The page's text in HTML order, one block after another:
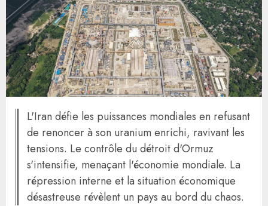
L'Iran défie les puissances mondiales en refusant
de renoncer à son uranium enrichi, ravivant les
tensions. Le contrôle du détroit d'Ormuz
s'intensifie, menaçant l'économie mondiale. La
répression interne et la situation économique
désastreuse révèlent un pays au bord du chaos.